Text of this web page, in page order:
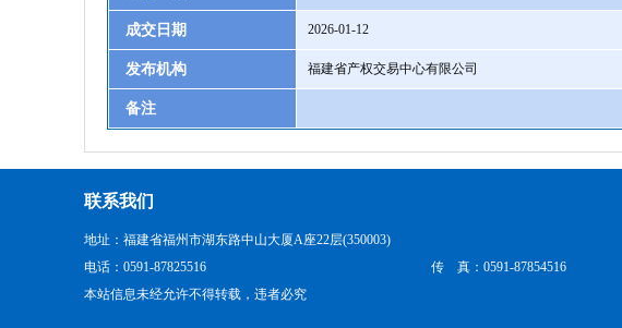
成交日期 2026-01-12
发布机构 福建省产权交易中心有限公司
备注
联系我们
地址：福建省福州市湖东路中山大厦A座22层(350003)
电话：0591-87825516
传 真：0591-87854516
本站信息未经允许不得转载，违者必究